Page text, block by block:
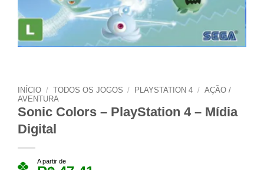
INÍCIO / TODOS OS JOGOS / PLAYSTATION 4 / AÇÃO /
AVENTURA
Sonic Colors – PlayStation 4 – Mídia
Digital
A partir de